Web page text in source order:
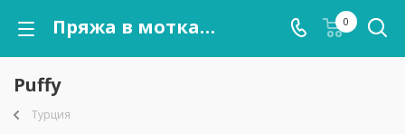
Пряжа в мотках Puffy оптом от kutnor.ru 0
Puffy
Турция